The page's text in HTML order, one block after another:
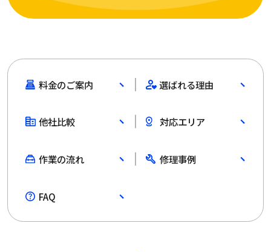
料金のご案内 選ばれる理由
他社比較 対応エリア
作業の流れ 修理事例
FAQ